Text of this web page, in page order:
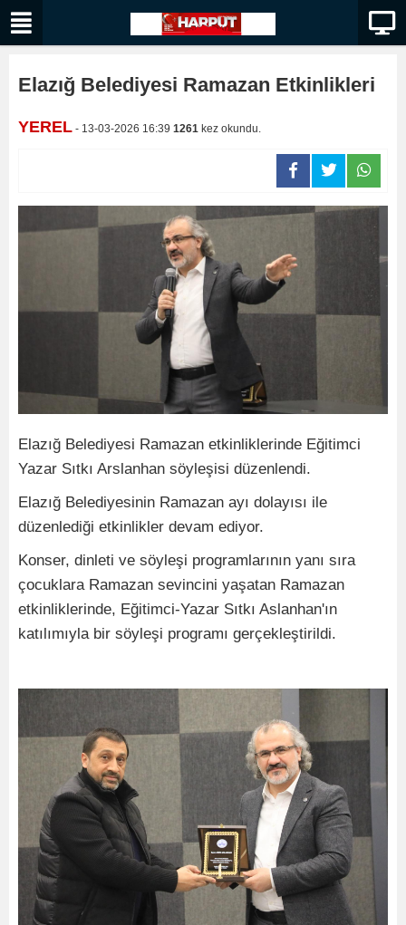
Elazığ Belediyesi Ramazan Etkinlikleri
YEREL - 13-03-2026 16:39 1261 kez okundu.
Elazığ Belediyesi Ramazan etkinliklerinde Eğitimci
Yazar Sıtkı Arslanhan söyleşisi düzenlendi.
Elazığ Belediyesinin Ramazan ayı dolayısı ile
düzenlediği etkinlikler devam ediyor.
Konser, dinleti ve söyleşi programlarının yanı sıra
çocuklara Ramazan sevincini yaşatan Ramazan
etkinliklerinde, Eğitimci-Yazar Sıtkı Aslanhan'ın
katılımıyla bir söyleşi programı gerçekleştirildi.